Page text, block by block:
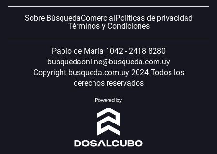
Sobre BúsquedaComercialPolíticas de privacidad
Términos y Condiciones
Pablo de María 1042 - 2418 8280
busquedaonline@busqueda.com.uy
Copyright busqueda.com.uy 2024 Todos los
derechos reservados